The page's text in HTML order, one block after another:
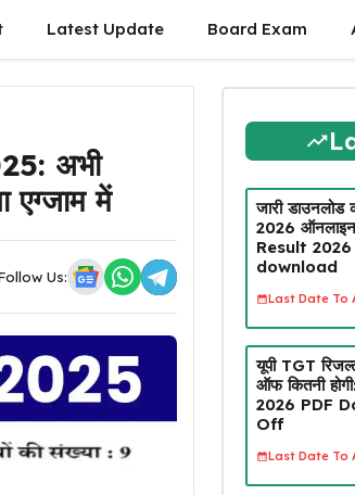
Latest Update Board Exam
अभी
एग्जाम में
Us:
जारी डाउनलोड
2026
Result
download
Last Date To
यूपी TGT
ऑफ कितनी
2026 PDF
Off
Last Date To